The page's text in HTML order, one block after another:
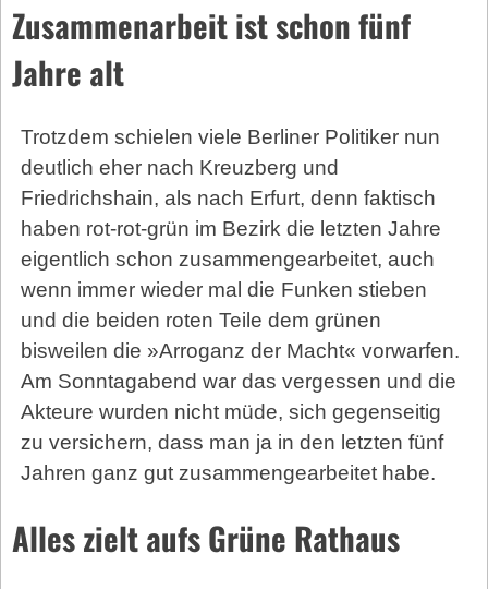
Zusammenarbeit ist schon fünf
Jahre alt
Trotzdem schielen viele Berliner Politiker nun
deutlich eher nach Kreuzberg und
Friedrichshain, als nach Erfurt, denn faktisch
haben rot-rot-grün im Bezirk die letzten Jahre
eigentlich schon zusammengearbeitet, auch
wenn immer wieder mal die Funken stieben
und die beiden roten Teile dem grünen
bisweilen die »Arroganz der Macht« vorwarfen.
Am Sonntagabend war das vergessen und die
Akteure wurden nicht müde, sich gegenseitig
zu versichern, dass man ja in den letzten fünf
Jahren ganz gut zusammengearbeitet habe.
Alles zielt aufs Grüne Rathaus